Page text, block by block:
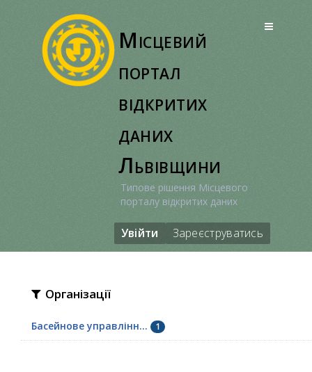
Місцевий
портал
відкритих
даних
Львівщини
Типове рішення Місцевого
порталу відкритих даних
Увійти Зареєструватись
Організації
Басейнове управлінн... 1